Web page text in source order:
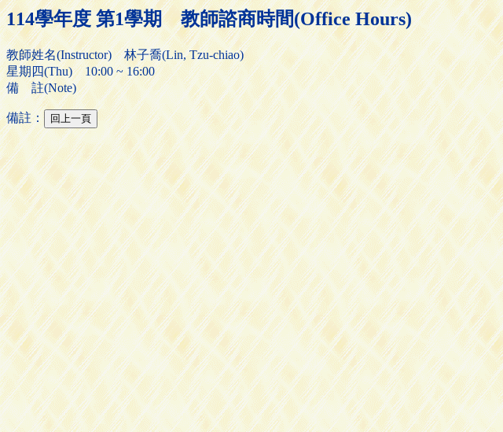
114學年度 第1學期 教師諮商時間(Office Hours)
教師姓名(Instructor) 林子喬(Lin, Tzu-chiao)
星期四(Thu) 10:00 ~ 16:00
備 註(Note)
備註：